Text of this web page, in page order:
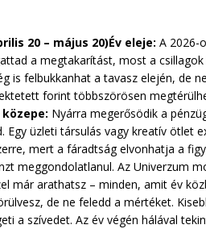
20 – május 20)Év eleje: A 2026-
a megtakarítást, most a
is felbukkanhat a tavasz elején, de
forint többszörösen
közepe: Nyárra megerősödik a
Egy üzleti társulás vagy kreatív ötlet
mert a fáradtság elvonhatja a
meggondolatlanul. Az Univerzum
már arathatsz – minden, amit év
de ne feledd a mértéket.
a szívedet. Az év végén hálával